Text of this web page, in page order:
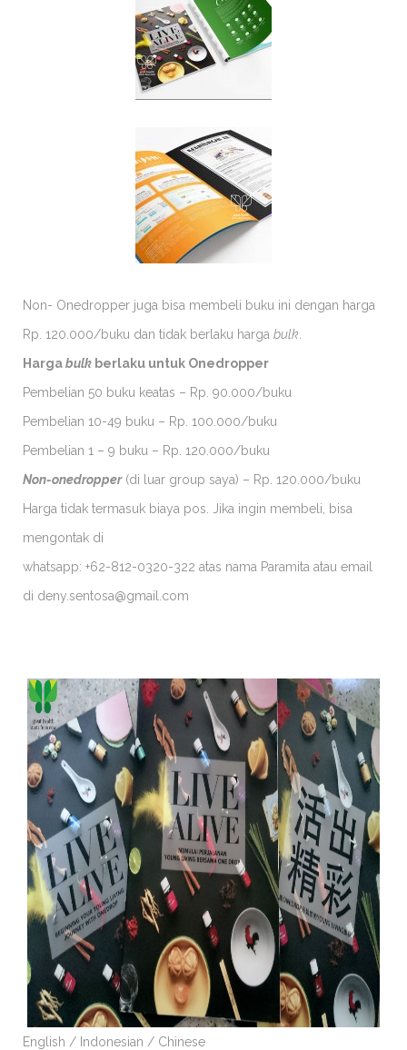
Non- Onedropper juga bisa membeli buku ini dengan harga
Rp. 120.000/buku dan tidak berlaku harga bulk
Hargabulk berlaku untuk Onedropper
Pembelian 50 buku keatas – Rp. 90.000/buku
Pembelian 10-49 buku – Rp. 100.000/buku
Pembelian 1 – 9 buku – Rp. 120.000/buku
Non-onedropper(di luar group saya) – Rp. 120.000/buku
Harga tidak termasuk biaya pos. Jika ingin membeli, bisa
mengontak di
whatsapp: +62-812-0320-322 atas nama Paramita atau email
di deny.sentosa@gmail.com
English / Indonesian / Chinese